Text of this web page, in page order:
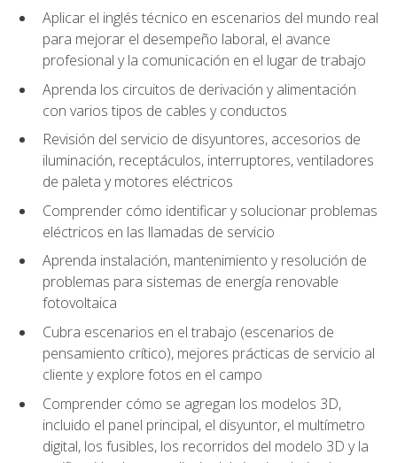
Aplicar el inglés técnico en escenarios del mundo real
para mejorar el desempeño laboral, el avance
profesional y la comunicación en el lugar de trabajo
Aprenda los circuitos de derivación y alimentación
con varios tipos de cables y conductos
Revisión del servicio de disyuntores, accesorios de
iluminación, receptáculos, interruptores, ventiladores
de paleta y motores eléctricos
Comprender cómo identificar y solucionar problemas
eléctricos en las llamadas de servicio
Aprenda instalación, mantenimiento y resolución de
problemas para sistemas de energía renovable
fotovoltaica
Cubra escenarios en el trabajo (escenarios de
pensamiento crítico), mejores prácticas de servicio al
cliente y explore fotos en el campo
Comprender cómo se agregan los modelos 3D,
incluido el panel principal, el disyuntor, el multímetro
digital, los fusibles, los recorridos del modelo 3D y la